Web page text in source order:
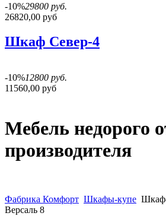
-10%29800 руб.
26820,00 руб
Шкаф Север-4
-10%12800 руб.
11560,00 руб
Мебель недорого
производителя
Фабрика Комфорт Шкафы-купе
Версаль 8